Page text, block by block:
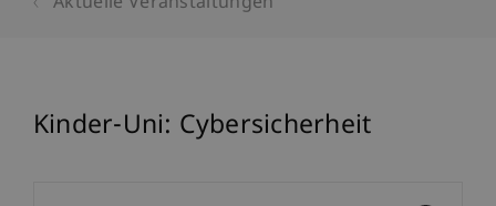
Kinder-Uni: Cybersicherheit